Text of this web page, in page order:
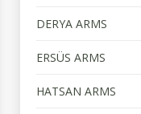
DERYA ARMS
ERSÜS ARMS
HATSAN ARMS